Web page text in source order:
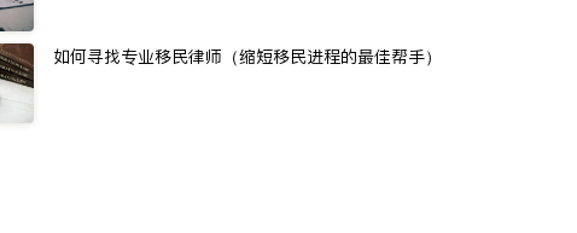
如何寻找专业移民律师（缩短移民进程的最佳帮手）